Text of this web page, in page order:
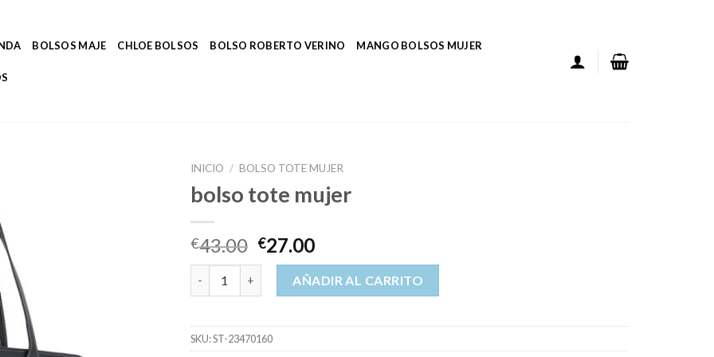
BOLSOS MAJE CHLOE BOLSOS BOLSO ROBERTO VERINO MANGO BOLSOS MUJER
INICIO / BOLSO TOTE MUJER
bolso tote mujer
€43.00 €27.00
bolso tote mujer cantidadAÑADIR AL CARRITO
SKU:ST-23470160